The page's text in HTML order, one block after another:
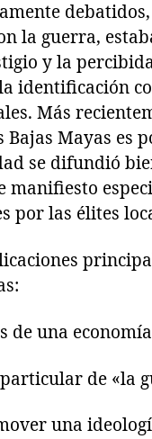
la guerra,
y la
identificación
Más
Mayas es
se difundió
manifiesto
por las élites
de una
de «la
una